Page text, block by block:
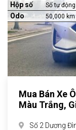
Hộp số Số tự động
Odo 50,000 km
Mua Bán Xe
Màu Trắng,
Số 2 Dương